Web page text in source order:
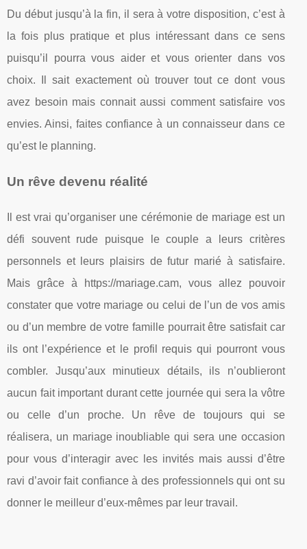
Du début jusqu’à la fin, il sera à votre disposition, c’est à
la fois plus pratique et plus intéressant dans ce sens
puisqu’il pourra vous aider et vous orienter dans vos
choix. Il sait exactement où trouver tout ce dont vous
avez besoin mais connait aussi comment satisfaire vos
envies. Ainsi, faites confiance à un connaisseur dans ce
qu’est le planning.
Un rêve devenu réalité
Il est vrai qu’organiser une cérémonie de mariage est un
défi souvent rude puisque le couple a leurs critères
personnels et leurs plaisirs de futur marié à satisfaire.
Mais grâce à https://mariage.cam, vous allez pouvoir
constater que votre mariage ou celui de l’un de vos amis
ou d’un membre de votre famille pourrait être satisfait car
ils ont l’expérience et le profil requis qui pourront vous
combler. Jusqu’aux minutieux détails, ils n’oublieront
aucun fait important durant cette journée qui sera la vôtre
ou celle d’un proche. Un rêve de toujours qui se
réalisera, un mariage inoubliable qui sera une occasion
pour vous d’interagir avec les invités mais aussi d’être
ravi d’avoir fait confiance à des professionnels qui ont su
donner le meilleur d’eux-mêmes par leur travail.